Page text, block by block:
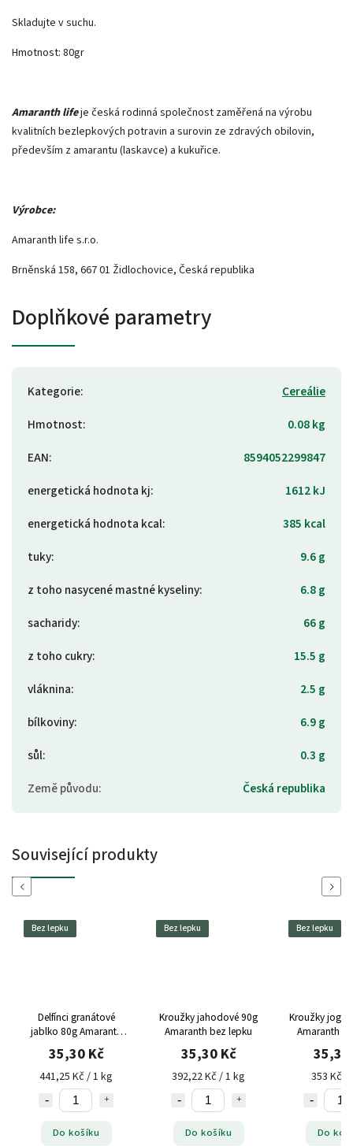
Skladujte v suchu.
Hmotnost: 80gr
Amaranth lifeje česká rodinná společnost zaměřená na výrobu
kvalitních bezlepkových potravin a surovin ze zdravých obilovin,
především z amarantu (laskavce) a kukuřice.
Výrobce:
Amaranth life s.r.o.
Brněnská 158, 667 01 Židlochovice, Česká republika
Doplňkové parametry
Kategorie:
Cereálie
Hmotnost:
0.08 kg
EAN:
8594052299847
energetická hodnota kj:
1612 kJ
energetická hodnota kcal:
385 kcal
tuky:
9.6 g
z toho nasycené mastné kyseliny:
6.8 g
sacharidy:
66 g
z toho cukry:
15.5 g
vláknina:
2.5 g
bílkoviny:
6.9 g
sůl:
0.3 g
Země původu: Česká republika
Související produkty
Previous
Bez lepku
Delfínci granátové
jablko 80g Amaranth
bez lepku
35,30 Kč
441,25 Kč / 1 kg
Do košíku
Bez lepku
Kroužky jahodové 90g
Amaranth bez lepku
35,30 Kč
392,22 Kč / 1 kg
Do košíku
Bez lepku
Kroužky
Amaranth
35,30
353 Kč /
Do
Next